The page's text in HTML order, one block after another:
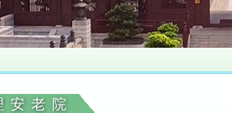
安老院